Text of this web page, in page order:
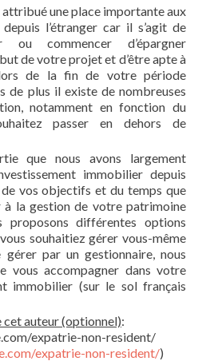
une place importante aux
l’étranger car il s’agit de
commencer d’épargner
de votre projet et d’être apte à
de la fin de votre période
de plus il existe de nombreuses
notamment en fonction du
passer en dehors de
que nous avons largement
immobilier depuis
de vos objectifs et du temps que
à la gestion de votre patrimoine
proposons différentes options
souhaitiez gérer vous-même
par un gestionnaire, nous
vous accompagner dans votre
immobilier (sur le sol français
cet auteur (optionnel):
expatrie-non-resident/
expatrie-non-resident/)